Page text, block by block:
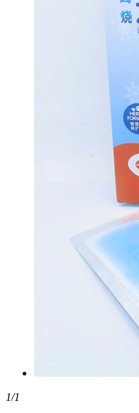
1/1